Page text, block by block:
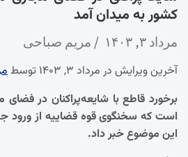
کشور به میدان آمد
مرداد ۳, ۱۴۰۳ مریم صباحی
آخرین ویرایش در مرداد ۳, ۱۴۰۳ توسط
برخورد قاطع با شایعه‌پراکنان در
است که سخنگوی قوه قضاییه از ورود
این موضوع خبر داد.